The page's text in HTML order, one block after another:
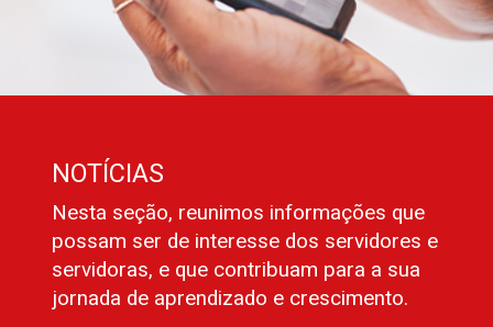
NOTÍCIAS
Nesta seção, reunimos informações que
possam ser de interesse dos servidores e
servidoras, e que contribuam para a sua
jornada de aprendizado e crescimento.